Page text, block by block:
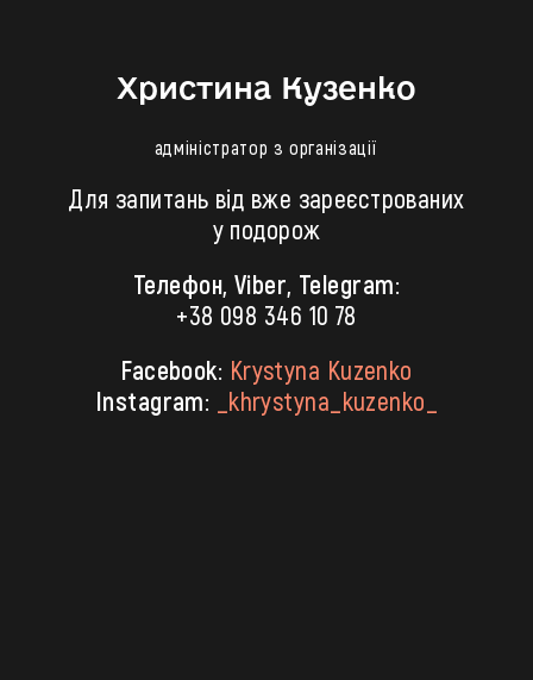
Христина Кузенко
адміністратор з організації
Для запитань від вже зареєстрованих
у подорож
Телефон, Viber, Telegram:
+38 098 346 10 78
Facebook: Krystyna Kuzenko
Instagram:
_khrystyna_kuzenko_